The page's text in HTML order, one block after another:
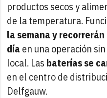
productos secos y
de la temperatura.
la semana y
día en una operación
local. Las baterías se
en el centro de
Delfgauw.